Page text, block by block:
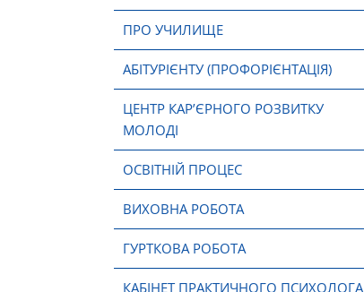
ПРО УЧИЛИЩЕ
АБІТУРІЄНТУ (ПРОФОРІЄНТАЦІЯ)
ЦЕНТР КАР’ЄРНОГО РОЗВИТКУ
МОЛОДІ
ОСВІТНІЙ ПРОЦЕС
ВИХОВНА РОБОТА
ГУРТКОВА РОБОТА
КАБІНЕТ ПРАКТИЧНОГО ПСИХОЛОГА